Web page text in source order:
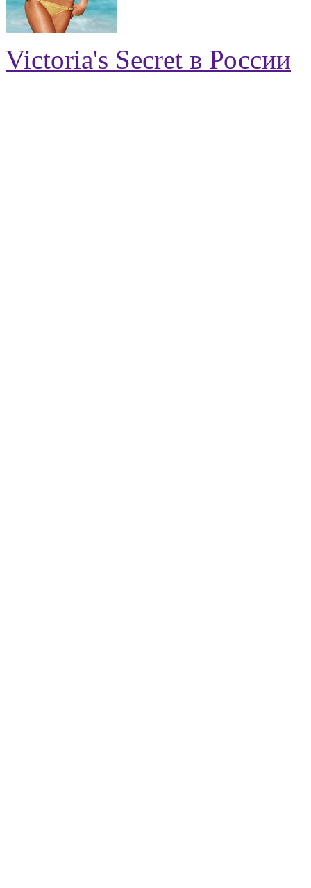
Victoria's Secret в России